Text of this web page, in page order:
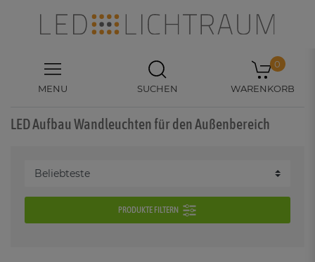
MENU SUCHEN
0
WARENKORB
LED Aufbau Wandleuchten für den Außenbereich
PRODUKTE FILTERN